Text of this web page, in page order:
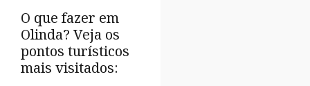
O que fazer em
Olinda? Veja os
pontos turísticos
mais visitados: